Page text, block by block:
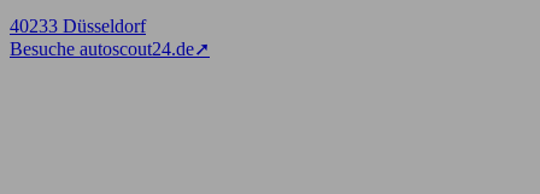
40233 Düsseldorf
Besuche autoscout24.de➚